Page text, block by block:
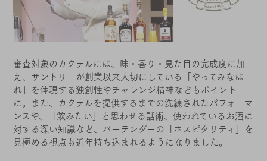
審査対象のカクテルには、味・香り・見た目の完成度に加
え、サントリーが創業以来大切にしている「やってみなは
れ」を体現する独創性やチャレンジ精神などもポイント
に。また、カクテルを提供するまでの洗練されたパフォーマ
ンスや、「飲みたい」と思わせる話術、使われているお酒に
対する深い知識など、バーテンダーの「ホスピタリティ」を
見極める視点も近年持ち込まれるようになりました。